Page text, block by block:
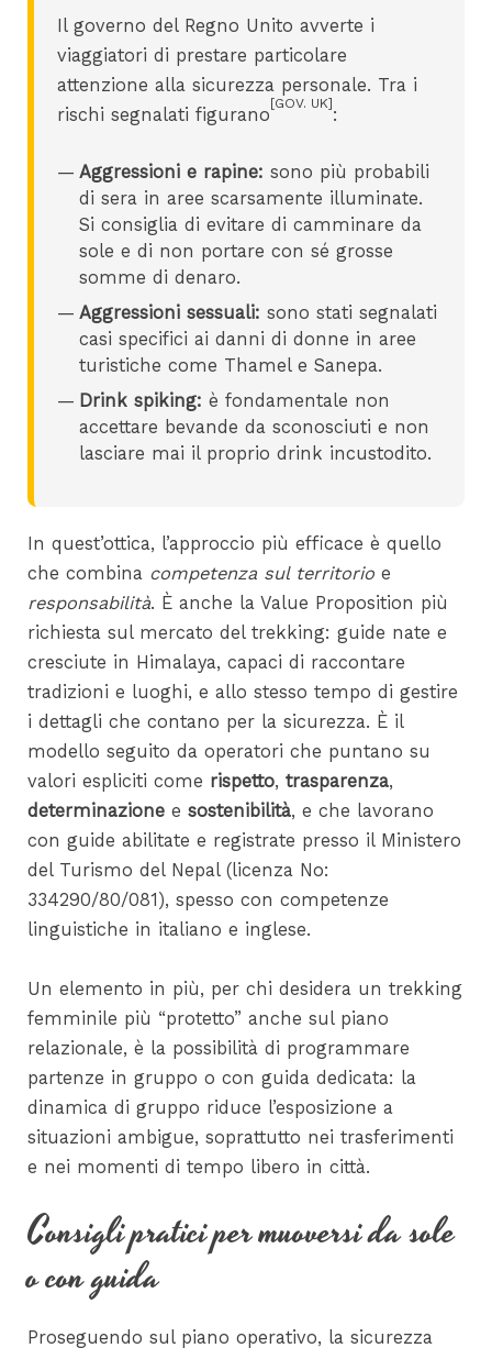
Il governo del Regno Unito avverte i
viaggiatori di prestare particolare
attenzione alla sicurezza personale. Tra i
rischi segnalati figurano
[GOV. UK]
:
Aggressioni e rapine: sono più probabili
di sera in aree scarsamente illuminate.
Si consiglia di evitare di camminare da
sole e di non portare con sé grosse
somme di denaro.
Aggressioni sessuali: sono stati segnalati
casi specifici ai danni di donne in aree
turistiche come Thamel e Sanepa.
Drink spiking: è fondamentale non
accettare bevande da sconosciuti e non
lasciare mai il proprio drink incustodito.
In quest’ottica, l’approccio più efficace è quello
che combina competenza sul territorio e
responsabilità. È anche la Value Proposition più
richiesta sul mercato del trekking: guide nate e
cresciute in Himalaya, capaci di raccontare
tradizioni e luoghi, e allo stesso tempo di gestire
i dettagli che contano per la sicurezza. È il
modello seguito da operatori che puntano su
valori espliciti come rispetto,trasparenza,
determinazione esostenibilità, e che lavorano
con guide abilitate e registrate presso il Ministero
del Turismo del Nepal (licenza No:
334290/80/081), spesso con competenze
linguistiche in italiano e inglese.
Un elemento in più, per chi desidera un trekking
femminile più “protetto” anche sul piano
relazionale, è la possibilità di programmare
partenze in gruppo o con guida dedicata: la
dinamica di gruppo riduce l’esposizione a
situazioni ambigue, soprattutto nei trasferimenti
e nei momenti di tempo libero in città.
Consigli pratici per muoversi da sole
o con guida
Proseguendo sul piano operativo, la sicurezza